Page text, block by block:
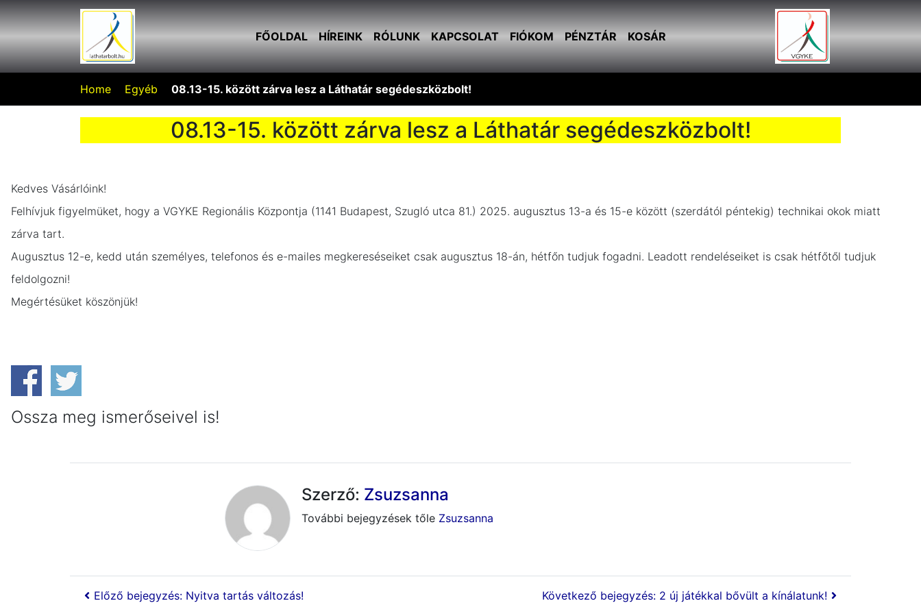
FŐOLDAL HÍREINK RÓLUNK KAPCSOLAT FIÓKOM PÉNZTÁR KOSÁR
Home Egyéb 08.13-15. között zárva lesz a Láthatár segédeszközbolt!
08.13-15. között zárva lesz a Láthatár segédeszközbolt!
Kedves Vásárlóink!
Felhívjuk figyelmüket, hogy a VGYKE Regionális Központja (1141 Budapest, Szugló utca 81.) 2025. augusztus 13-a és 15-e között (szerdától péntekig) technikai okok miatt
zárva tart.
Augusztus 12-e, kedd után személyes, telefonos és e-mailes megkereséseiket csak augusztus 18-án, hétfőn tudjuk fogadni. Leadott rendeléseiket is csak hétfőtől tudjuk
feldolgozni!
Megértésüket köszönjük!
Ossza meg ismerőseivel is!
Szerző: Zsuzsanna
További bejegyzések tőle Zsuzsanna
Előző bejegyzés: Nyitva tartás változás! Következő bejegyzés: 2 új játékkal bővült a kínálatunk!